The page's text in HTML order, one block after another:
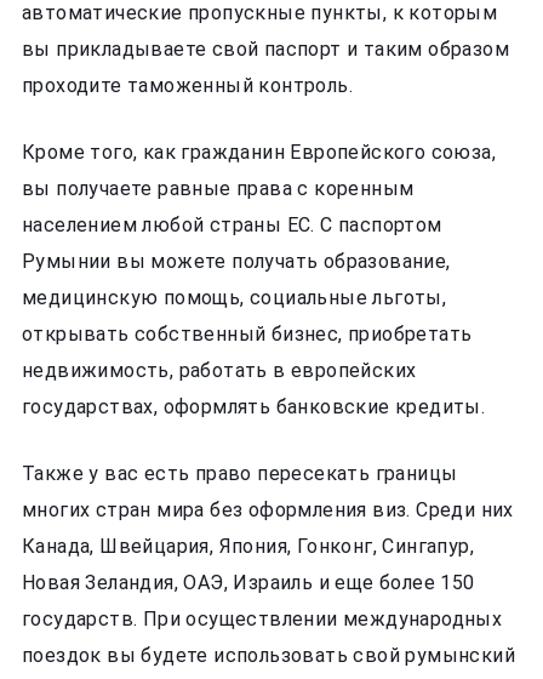
автоматические пропускные пункты, к которым
вы прикладываете свой паспорт и таким образом
проходите таможенный контроль.
Кроме того, как гражданин Европейского союза,
вы получаете равные права с коренным
населением любой страны ЕС. С паспортом
Румынии вы можете получать образование,
медицинскую помощь, социальные льготы,
открывать собственный бизнес, приобретать
недвижимость, работать в европейских
государствах, оформлять банковские кредиты.
Также у вас есть право пересекать границы
многих стран мира без оформления виз. Среди них
Канада, Швейцария, Япония, Гонконг, Сингапур,
Новая Зеландия, ОАЭ, Израиль и еще более 150
государств. При осуществлении международных
поездок вы будете использовать свой румынский